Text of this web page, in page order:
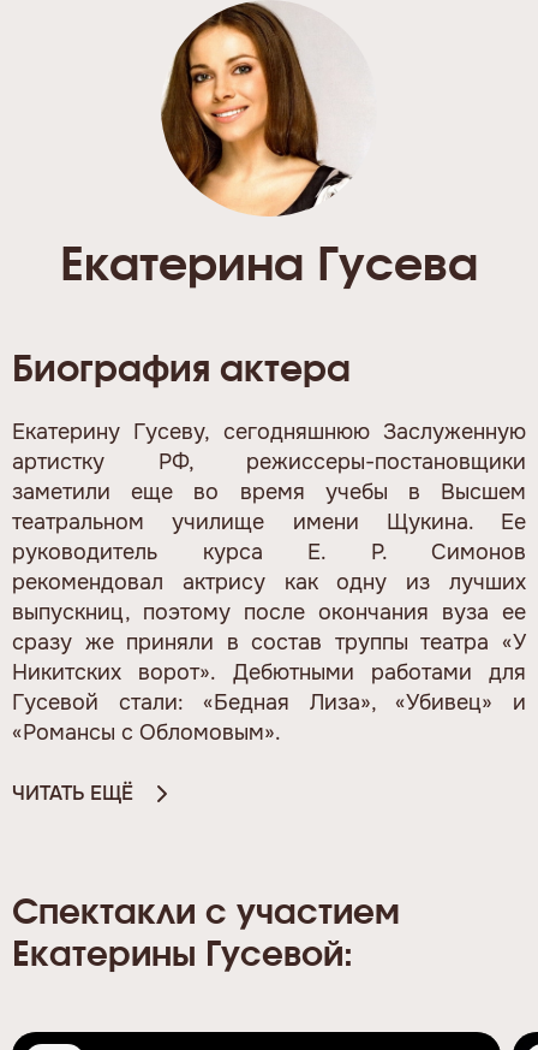
Екатерина Гусева
Биография актера
Екатерину Гусеву, сегодняшнюю Заслуженную
артистку РФ, режиссеры-постановщики
заметили еще во время учебы в Высшем
театральном училище имени Щукина. Ее
руководитель курса Е. Р. Симонов
рекомендовал актрису как одну из лучших
выпускниц, поэтому после окончания вуза ее
сразу же приняли в состав труппы театра «У
Никитских ворот». Дебютными работами для
Гусевой стали: «Бедная Лиза», «Убивец» и
«Романсы с Обломовым».
ЧИТАТЬ ЕЩЁ
Спектакли с участием
Екатерины Гусевой: